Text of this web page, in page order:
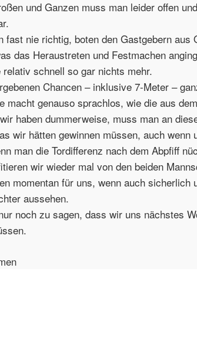
und Ganzen muss man leider offen
fast nie richtig, boten den Gastgebern
das Heraustreten und Festmachen
schnell so gar nichts mehr.
Chancen – inklusive 7-Meter –
macht genauso sprachlos, wie die aus
haben dummerweise, muss man an
wir hätten gewinnen müssen, auch
man die Tordifferenz nach dem Abpfiff
wir wieder mal von den beiden
momentan für uns, wenn auch
aussehen.
noch zu sagen, dass wir uns nächstes